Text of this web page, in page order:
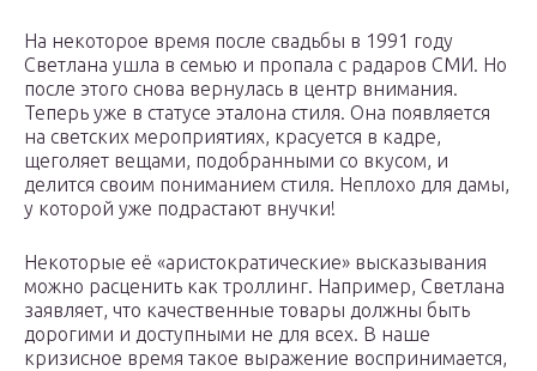
На некоторое время после свадьбы в 1991 году
Светлана ушла в семью и пропала с радаров СМИ. Но
после этого снова вернулась в центр внимания.
Теперь уже в статусе эталона стиля. Она появляется
на светских мероприятиях, красуется в кадре,
щеголяет вещами, подобранными со вкусом, и
делится своим пониманием стиля. Неплохо для дамы,
у которой уже подрастают внучки!
Некоторые её «аристократические» высказывания
можно расценить как троллинг. Например, Светлана
заявляет, что качественные товары должны быть
дорогими и доступными не для всех. В наше
кризисное время такое выражение воспринимается,